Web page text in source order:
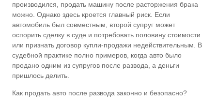
производился, продать машину после расторжения брака
можно. Однако здесь кроется главный риск. Если
автомобиль был совместным, второй супруг может
оспорить сделку в суде и потребовать половину стоимости
или признать договор купли-продажи недействительным. В
судебной практике полно примеров, когда авто было
продано одним из супругов после развода, а деньги
пришлось делить.
Как продать авто после развода законно и безопасно?